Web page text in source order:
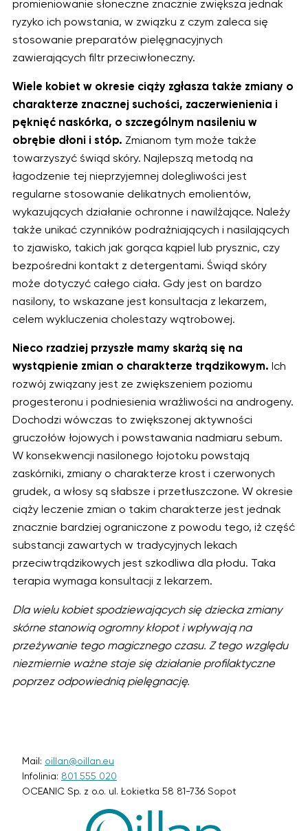
promieniowanie słoneczne znacznie zwiększa jednak
ryzyko ich powstania, w związku z czym zaleca się
stosowanie preparatów pielęgnacyjnych
zawierających filtr przeciwłoneczny.
Wiele kobiet w okresie ciąży zgłasza także zmiany o
charakterze znacznej suchości, zaczerwienienia i
pęknięć naskórka, o szczególnym nasileniu w
obrębie dłoni i stóp. Zmianom tym może także
towarzyszyć świąd skóry. Najlepszą metodą na
łagodzenie tej nieprzyjemnej dolegliwości jest
regularne stosowanie delikatnych emolientów,
wykazujących działanie ochronne i nawilżające. Należy
także unikać czynników podrażniających i nasilających
to zjawisko, takich jak gorąca kąpiel lub prysznic, czy
bezpośredni kontakt z detergentami. Świąd skóry
może dotyczyć całego ciała. Gdy jest on bardzo
nasilony, to wskazane jest konsultacja z lekarzem,
celem wykluczenia cholestazy wątrobowej.
Nieco rzadziej przyszłe mamy skarżą się na
wystąpienie zmian o charakterze trądzikowym. Ich
rozwój związany jest ze zwiększeniem poziomu
progesteronu i podniesienia wrażliwości na androgeny.
Dochodzi wówczas to zwiększonej aktywności
gruczołów łojowych i powstawania nadmiaru sebum.
W konsekwencji nasilonego łojotoku powstają
zaskórniki, zmiany o charakterze krost i czerwonych
grudek, a włosy są słabsze i przetłuszczone. W okresie
ciąży leczenie zmian o takim charakterze jest jednak
znacznie bardziej ograniczone z powodu tego, iż część
substancji zawartych w tradycyjnych lekach
przeciwtrądzikowych jest szkodliwa dla płodu. Taka
terapia wymaga konsultacji z lekarzem.
Dla wielu kobiet spodziewających się dziecka zmiany
skórne stanowią ogromny kłopot i wpływają na
przeżywanie tego magicznego czasu. Z tego względu
niezmiernie ważne staje się działanie profilaktyczne
poprzez odpowiednią pielęgnację.
Mail: oillan@oillan.eu
Infolinia: 801 555 020
OCEANIC Sp. z o.o. ul. Łokietka 58 81-736 Sopot